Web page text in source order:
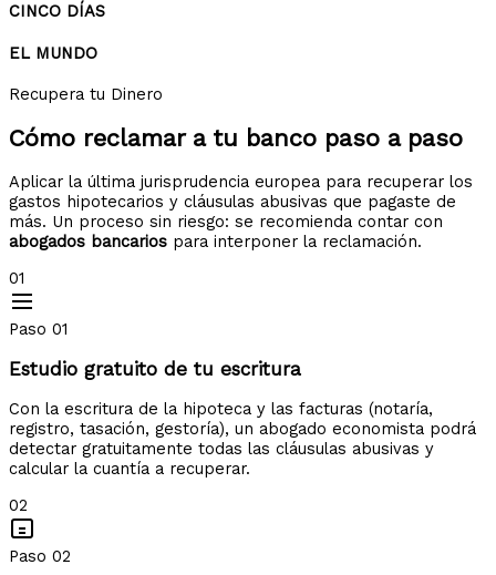
CINCO DÍAS
EL MUNDO
Recupera tu Dinero
Cómo reclamar a tu banco paso a paso
Aplicar la última jurisprudencia europea para recuperar los
gastos hipotecarios y cláusulas abusivas que pagaste de
más. Un proceso sin riesgo: se recomienda contar con
abogados bancarios para interponer la reclamación.
01
Paso 01
Estudio gratuito de tu escritura
Con la escritura de la hipoteca y las facturas (notaría,
registro, tasación, gestoría), un abogado economista podrá
detectar gratuitamente todas las cláusulas abusivas y
calcular la cuantía a recuperar.
02
Paso 02